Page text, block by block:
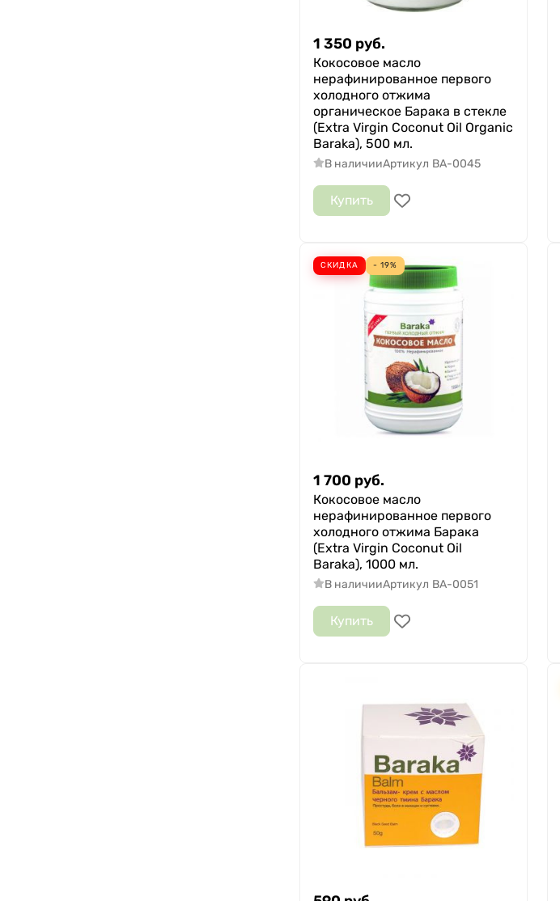
1 350 руб.
Кокосовое масло
нерафинированное первого
холодного отжима
органическое Барака в стекле
(Extra Virgin Coconut Oil Organic
Baraka), 500 мл.
В наличииАртикул BA-0045
Купить
СКИДКА - 19%
1 700 руб.
Кокосовое масло
нерафинированное первого
холодного отжима Барака
(Extra Virgin Coconut Oil
Baraka), 1000 мл.
В наличииАртикул BA-0051
Купить